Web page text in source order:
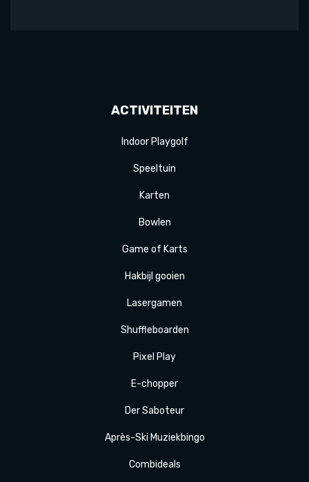
ACTIVITEITEN
Indoor Playgolf
Speeltuin
Karten
Bowlen
Game of Karts
Hakbijl gooien
Lasergamen
Shuffleboarden
Pixel Play
E-chopper
DerSaboteur
Après-Ski Muziekbingo
Combideals